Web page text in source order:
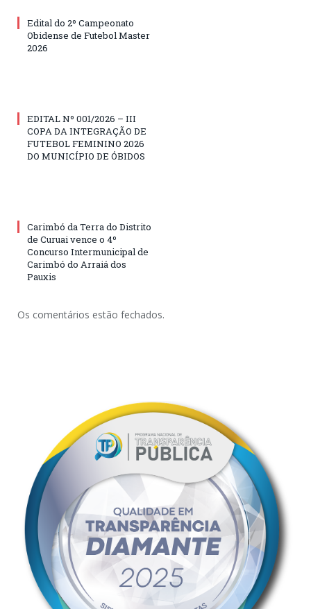
Edital do 2º Campeonato
Obidense de Futebol Master
2026
EDITAL Nº 001/2026 – III
COPA DA INTEGRAÇÃO DE
FUTEBOL FEMININO 2026
DO MUNICÍPIO DE ÓBIDOS
Carimbó da Terra do Distrito
de Curuai vence o 4º
Concurso Intermunicipal de
Carimbó do Arraiá dos
Pauxis
Os comentários estão fechados.